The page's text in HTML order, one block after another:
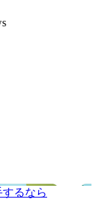
るなら